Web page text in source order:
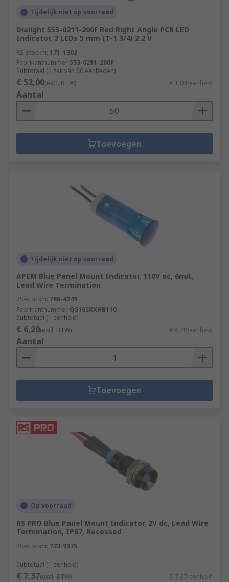
select the best product for your needs, including:
Application and environmental factors
IP rating
Mounting style
Terminal type
Light output level
Tijdelijk niet op voorraad
Dialight 553-0211-200F Red Right Angle PCB LED
Indicator, 2 LEDs 5 mm (T-1 3/4) 2.2 V
RS-stocknr. 171-1302
Fabrikantnummer 553-0211-200F
Subtotaal (1 zak van 50 eenheden)
€ 52,00(excl. BTW) € 1,04/eenheid
Aantal
Toevoegen
Tijdelijk niet op voorraad
APEM Blue Panel Mount Indicator, 110V ac, 6mA,
Lead Wire Termination
RS-stocknr. 786-4249
Fabrikantnummer QS103XXHB110
Subtotaal (1 eenheid)
€ 6,20(excl. BTW) € 6,20/eenheid
Aantal
Toevoegen
Op voorraad
RS PRO Blue Panel Mount Indicator, 2V dc, Lead Wire
Termination, IP67, Recessed
RS-stocknr. 723-9375
Subtotaal (1 eenheid)
€ 7,37(excl. BTW) € 7,37/eenheid